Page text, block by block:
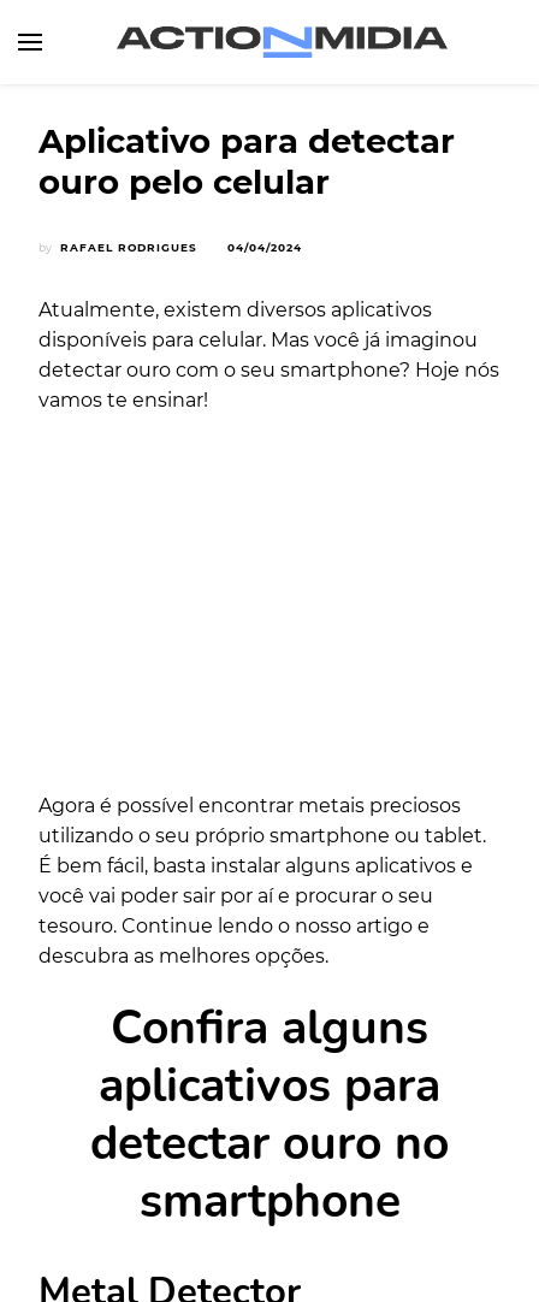
Aplicativo para detectar
ouro pelo celular
by RAFAEL RODRIGUES 04/04/2024
Atualmente, existem diversos aplicativos
disponíveis para celular. Mas você já imaginou
detectar ouro com o seu smartphone? Hoje nós
vamos te ensinar!
Agora é possível encontrar metais preciosos
utilizando o seu próprio smartphone ou tablet.
É bem fácil, basta instalar alguns aplicativos e
você vai poder sair por aí e procurar o seu
tesouro. Continue lendo o nosso artigo e
descubra as melhores opções.
Confira alguns
aplicativos para
detectar ouro no
smartphone